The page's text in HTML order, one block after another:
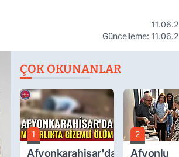
Güncelleme:
ÇOK OKUNANLAR
1
Afyonkarahisar'da
2
Afyonlu